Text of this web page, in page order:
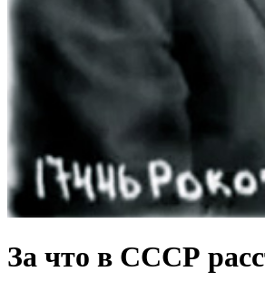
За что в СССР